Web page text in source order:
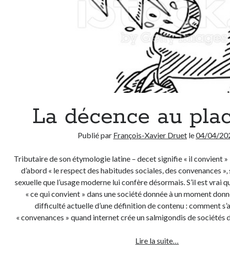
La décence au
Publié par François-Xavier Druetle04/04/
Tributaire de son étymologie latine – decet signifie « il convient »
d’abord « le respect des habitudes sociales, des convenances
sexuelle que l’usage moderne lui confère désormais. S’il est vrai
« ce qui convient » dans une société donnée à un moment
difficulté actuelle d’une définition de contenu : comment
« convenances » quand internet crée un salmigondis de
Lire la suite…